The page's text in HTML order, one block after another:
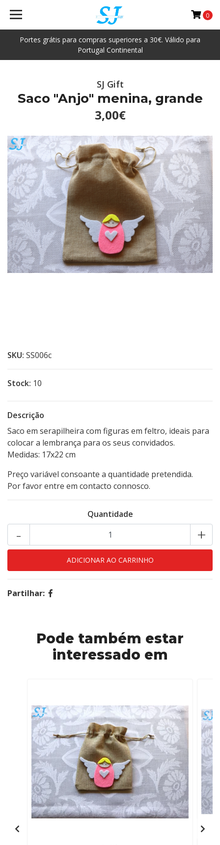
Portes grátis para compras superiores a 30€. Válido para
Portugal Continental
0
SJ Gift
Saco "Anjo" menina, grande
3,00€
SKU: SS006c
Stock: 10
Descrição
Saco em serapilheira com figuras em feltro, ideais para
colocar a lembrança para os seus convidados.
Medidas: 17x22 cm
Preço variável consoante a quantidade pretendida.
Por favor entre em contacto connosco.
Quantidade
+
-
Partilhar:
Pode também estar
interessado em